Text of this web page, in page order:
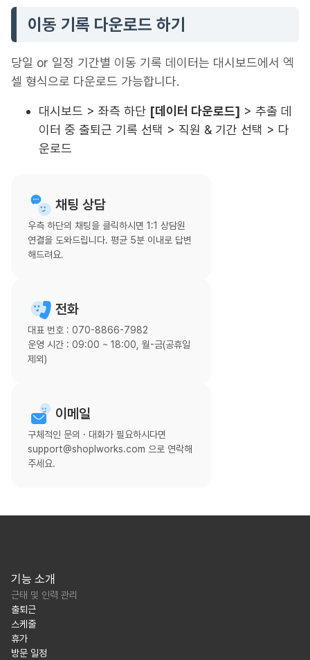
이동 기록 다운로드 하기
당일 or 일정 기간별 이동 기록 데이터는 대시보드에서 엑
셀 형식으로 다운로드 가능합니다.
대시보드 > 좌측 하단 [데이터 다운로드] > 추출 데
이터 중 출퇴근 기록 선택 > 직원 & 기간 선택 > 다
운로드
채팅 상담
우측 하단의 채팅을 클릭하시면 1:1 상담원
연결을 도와드립니다. 평균 5분 이내로 답변
해드려요.
전화
대표 번호 : 070-8866-7982
운영 시간 : 09:00 ~ 18:00, 월-금(공휴일
제외)
이메일
구체적인 문의 · 대화가 필요하시다면
support@shoplworks.com 으로 연락해
주세요.
기능 소개
근태 및 인력 관리
출퇴근
스케줄
휴가
방문 일정